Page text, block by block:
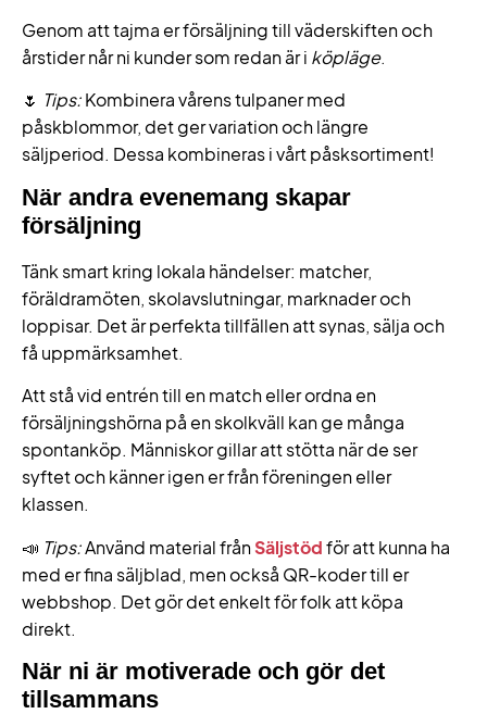
Genom att tajma er försäljning till väderskiften och
årstider når ni kunder som redan är i köpläge.
🌷 Tips:Kombinera vårens tulpaner med
påskblommor, det ger variation och längre
säljperiod. Dessa kombineras i vårt påsksortiment!
När andra evenemang skapar
försäljning
Tänk smart kring lokala händelser: matcher,
föräldramöten, skolavslutningar, marknader och
loppisar. Det är perfekta tillfällen att synas, sälja och
få uppmärksamhet.
Att stå vid entrén till en match eller ordna en
försäljningshörna på en skolkväll kan ge många
spontanköp. Människor gillar att stötta när de ser
syftet och känner igen er från föreningen eller
klassen.
📣 Tips:Använd material frånSäljstödför att kunna ha
med er fina säljblad, men också QR-koder till er
webbshop. Det gör det enkelt för folk att köpa
direkt.
När ni är motiverade och gör det
tillsammans